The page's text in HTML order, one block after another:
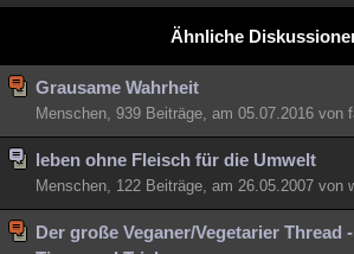
Ähnliche
Grausame Wahrheit
Menschen, 939 Beiträge, am 05.07.2016 von
leben ohne Fleisch für die Umwelt
Menschen, 122 Beiträge, am 26.05.2007 von
Der große Veganer/Vegetarier Thread